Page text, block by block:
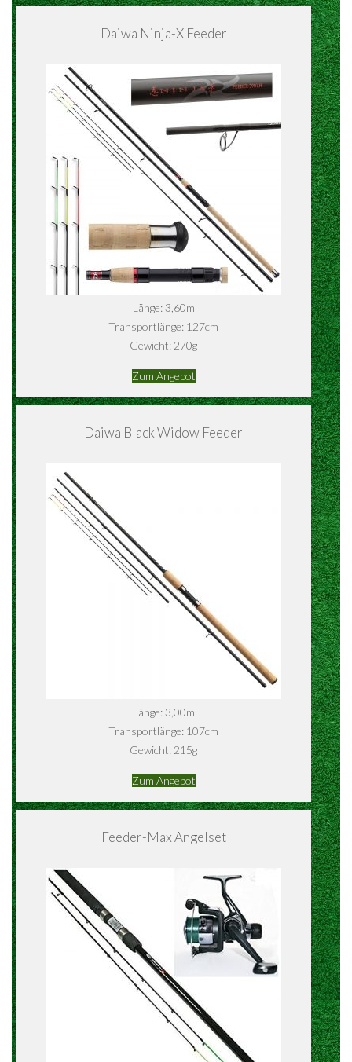
Daiwa Ninja-X Feeder
Länge: 3,60m
Transportlänge: 127cm
Gewicht: 270g
Zum Angebot
Daiwa Black Widow Feeder
Länge: 3,00m
Transportlänge: 107cm
Gewicht: 215g
Zum Angebot
Feeder-Max Angelset